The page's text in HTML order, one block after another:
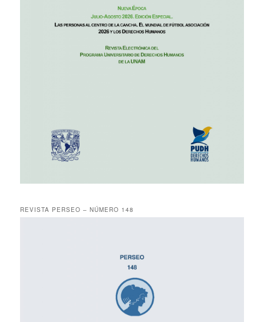
REVISTA PERSEO – NÚMERO 148